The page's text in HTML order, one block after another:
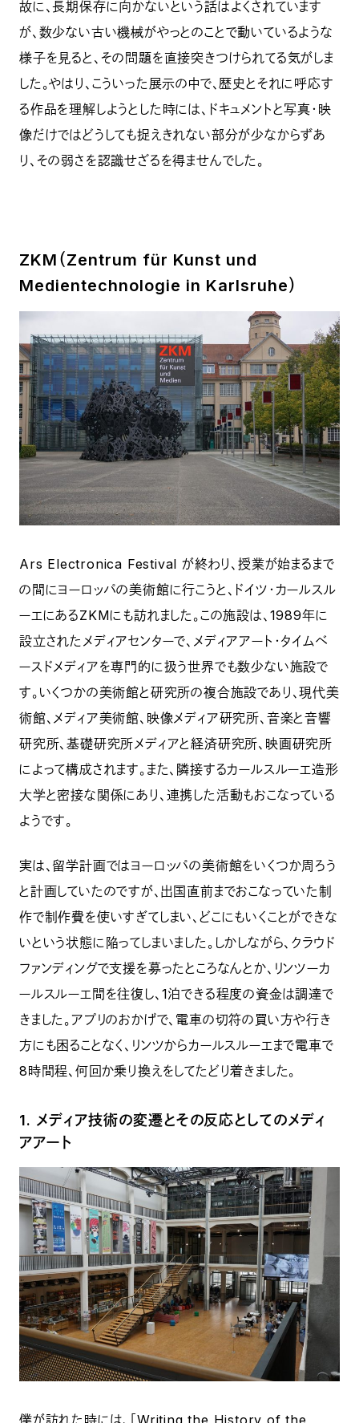
故に、長期保存に向かないという話はよくされています
が、数少ない古い機械がやっとのことで動いているような
様子を見ると、その問題を直接突きつけられてる気がしま
した。やはり、こういった展示の中で、歴史とそれに呼応す
る作品を理解しようとした時には、ドキュメントと写真・映
像だけではどうしても捉えきれない部分が少なからずあ
り、その弱さを認識せざるを得ませんでした。
ZKM（Zentrum für Kunst und
Medientechnologie in Karlsruhe）
Ars Electronica Festival が終わり、授業が始まるまで
の間にヨーロッパの美術館に行こうと、ドイツ・カールスル
ーエにあるZKMにも訪れました。この施設は、1989年に
設立されたメディアセンターで、メディアアート・タイムベ
ースドメディアを専門的に扱う世界でも数少ない施設で
す。いくつかの美術館と研究所の複合施設であり、現代美
術館、メディア美術館、映像メディア研究所、音楽と音響
研究所、基礎研究所メディアと経済研究所、映画研究所
によって構成されます。また、隣接するカールスルーエ造形
大学と密接な関係にあり、連携した活動もおこなっている
ようです。
実は、留学計画ではヨーロッパの美術館をいくつか周ろう
と計画していたのですが、出国直前までおこなっていた制
作で制作費を使いすぎてしまい、どこにもいくことができな
いという状態に陥ってしまいました。しかしながら、クラウド
ファンディングで支援を募ったところなんとか、リンツーカ
ールスルーエ間を往復し、1泊できる程度の資金は調達で
きました。アプリのおかげで、電車の切符の買い方や行き
方にも困ることなく、リンツからカールスルーエまで電車で
8時間程、何回か乗り換えをしてたどり着きました。
1. メディア技術の変遷とその反応としてのメディ
アアート
僕が訪れた時には、「Writing the History of the